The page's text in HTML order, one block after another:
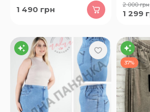
1 490 грн
2 000грн
1 299
37%